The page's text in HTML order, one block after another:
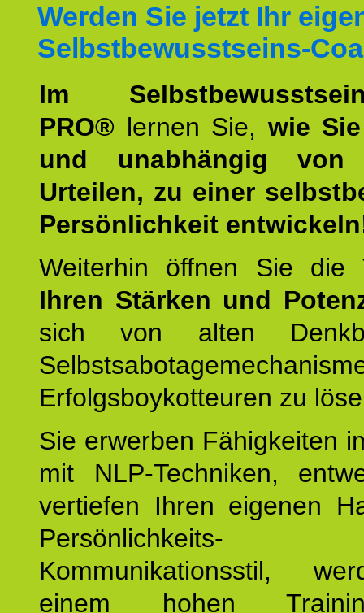
Werden Sie jetzt Ihr
Selbstbewusstseins-
Im
PRO® lernen Sie, wie
und unabhängig von
Urteilen, zu einer
Persönlichkeit
Weiterhin öffnen Sie
Ihren Stärken und
sich von alten
Erfolgsboykotteuren zu
Sie erwerben Fähigkeiten
mit NLP-Techniken,
vertiefen Ihren eigenen
Kommunikationsstil,
einem hohen